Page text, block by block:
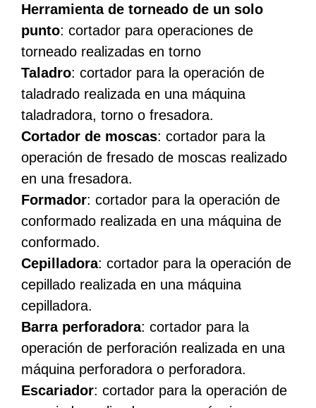
Herramienta de torneado de un solo
punto: cortador para operaciones de
torneado realizadas en torno
Taladro: cortador para la operación de
taladrado realizada en una máquina
taladradora, torno o fresadora.
Cortador de moscas: cortador para la
operación de fresado de moscas realizado
en una fresadora.
Formador: cortador para la operación de
conformado realizada en una máquina de
conformado.
Cepilladora: cortador para la operación de
cepillado realizada en una máquina
cepilladora.
Barra perforadora: cortador para la
operación de perforación realizada en una
máquina perforadora o perforadora.
Escariador: cortador para la operación de